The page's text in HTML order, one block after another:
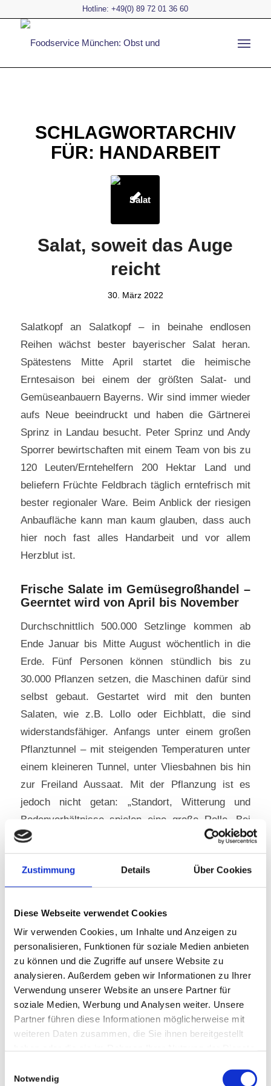
Zustimmung Details Über Cookies
Diese Webseite verwendet Cookies
Wir verwenden Cookies, um Inhalte und Anzeigen zu
personalisieren, Funktionen für soziale Medien anbieten
zu können und die Zugriffe auf unsere Website zu
analysieren. Außerdem geben wir Informationen zu Ihrer
Verwendung unserer Website an unsere Partner für
soziale Medien, Werbung und Analysen weiter. Unsere
Partner führen diese Informationen möglicherweise mit
weiteren Daten zusammen, die Sie ihnen bereitgestellt
Notwendig
Hotline: +49(0) 89 72 01 36 60
SCHLAGWORTARCHIV
FÜR: HANDARBEIT
Salat, soweit das Auge
reicht
30. März 2022
Salatkopf an Salatkopf – in beinahe endlosen
Reihen wächst bester bayerischer Salat heran.
Spätestens Mitte April startet die heimische
Erntesaison bei einem der größten Salat- und
Gemüseanbauern Bayerns. Wir sind immer wieder
aufs Neue beeindruckt und haben die Gärtnerei
Sprinz in Landau besucht. Peter Sprinz und Andy
Sporrer bewirtschaften mit einem Team von bis zu
120 Leuten/Erntehelfern 200 Hektar Land und
beliefern Früchte Feldbrach täglich erntefrisch mit
bester regionaler Ware. Beim Anblick der riesigen
Anbaufläche kann man kaum glauben, dass auch
hier noch fast alles Handarbeit und vor allem
Herzblut ist.
Frische Salate im Gemüsegroßhandel –
Geerntet wird von April bis November
Durchschnittlich 500.000 Setzlinge kommen ab
Ende Januar bis Mitte August wöchentlich in die
Erde. Fünf Personen können stündlich bis zu
30.000 Pflanzen setzen, die Maschinen dafür sind
selbst gebaut. Gestartet wird mit den bunten
Salaten, wie z.B. Lollo oder Eichblatt, die sind
widerstandsfähiger. Anfangs unter einem großen
Pflanztunnel – mit steigenden Temperaturen unter
einem kleineren Tunnel, unter Vliesbahnen bis hin
zur Freiland Aussaat. Mit der Pflanzung ist es
jedoch nicht getan: „Standort, Witterung und
Bodenverhältnisse spielen eine große Rolle. Bei
unseren fruchtigen Moss- und Lösslehmböden
wächst der Salat besonders gut, auch im Freiland.
Dennoch braucht es nach der Pflanzung auch
arbeitsintensive Pflegearbeiten“, so Andy Sporrer.
Zwischen sechs und acht Wochen dauert der
Anbau, dann kann der Salat geerntet werden. Von
Hand, wie auch alle anderen Erzeugnisse auf dem
Hof (Kohl, Zucchini, Petersilie, usw.) Dafür braucht
es ein großes Team. Vergangenes Jahr hat die
Gärtnerei Sprinz eigens ein Wohnhaus für die
vielen Erntehelfer gebaut. Mit 15
Mannschaftsbussen kommen die Arbeiter dann zu